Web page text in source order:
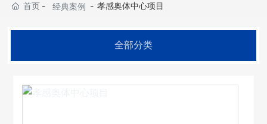
首页 经典案例 孝感奥体中心项目
全部分类